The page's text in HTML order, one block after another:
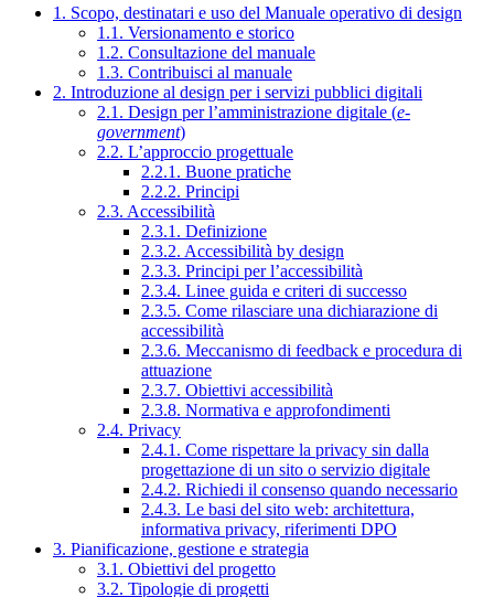
1. Scopo, destinatari e uso del Manuale operativo di design
1.1. Versionamento e storico
1.2. Consultazione del manuale
1.3. Contribuisci al manuale
2. Introduzione al design per i servizi pubblici digitali
2.1. Design per l’amministrazione digitale (e-
government)
2.2. L’approccio progettuale
2.2.1. Buone pratiche
2.2.2. Principi
2.3. Accessibilità
2.3.1. Definizione
2.3.2. Accessibilità by design
2.3.3. Principi per l’accessibilità
2.3.4. Linee guida e criteri di successo
2.3.5. Come rilasciare una dichiarazione di
accessibilità
2.3.6. Meccanismo di feedback e procedura di
attuazione
2.3.7. Obiettivi accessibilità
2.3.8. Normativa e approfondimenti
2.4. Privacy
2.4.1. Come rispettare la privacy sin dalla
progettazione di un sito o servizio digitale
2.4.2. Richiedi il consenso quando necessario
2.4.3. Le basi del sito web: architettura,
informativa privacy, riferimenti DPO
3. Pianificazione, gestione e strategia
3.1. Obiettivi del progetto
3.2. Tipologie di progetti